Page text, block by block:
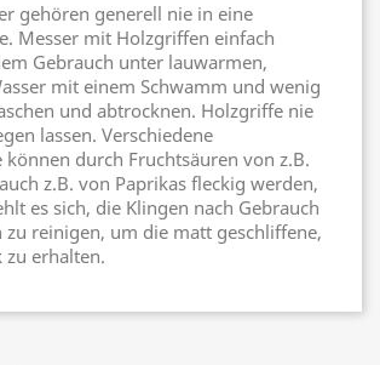
gehören generell nie in eine
Messer mit Holzgriffen einfach
Gebrauch unter lauwarmen,
mit einem Schwamm und wenig
und abtrocknen. Holzgriffe nie
lassen. Verschiedene
können durch Fruchtsäuren von z.B.
z.B. von Paprikas fleckig werden,
es sich, die Klingen nach Gebrauch
reinigen, um die matt geschliffene,
zu erhalten.